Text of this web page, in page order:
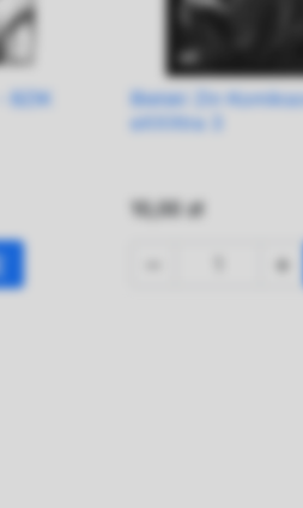
BZIK
do koszyka
 Szybki
Bielski Zin
eXXXtra 3
10,00 zł